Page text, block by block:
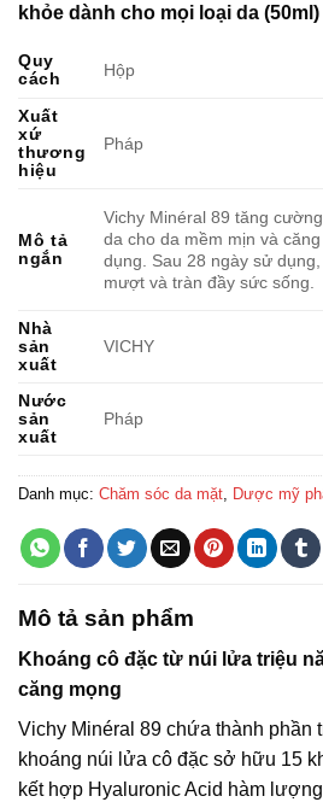
khỏe dành cho mọi loại da (50ml)
Quy
cách
Hộp
Xuất
xứ
thương
hiệu
Pháp
Mô tả
ngắn
Vichy Minéral 89 tăng
da cho da mềm mịn và
dụng. Sau 28 ngày sử
mượt và tràn đầy sức sống.
Nhà
sản
xuất
VICHY
Nước
sản
xuất
Pháp
Danh mục: Chăm sóc da mặt Dược mỹ
Mô tả sản phẩm
Khoáng cô đặc từ núi lửa triệu
căng mọng
Vichy Minéral 89 chứa thành phần
khoáng núi lửa cô đặc sở hữu 15
kết hợp Hyaluronic Acid hàm